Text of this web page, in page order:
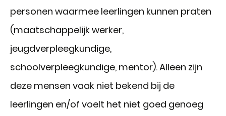
personen waarmee leerlingen kunnen praten
(maatschappelijk werker,
jeugdverpleegkundige,
schoolverpleegkundige, mentor). Alleen zijn
deze mensen vaak niet bekend bij de
leerlingen en/of voelt het niet goed genoeg